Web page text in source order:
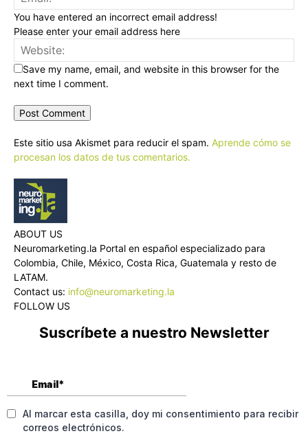
You have entered an incorrect email address!
Please enter your email address here
Save my name, email, and website in this browser for the
next time I comment.
Este sitio usa Akismet para reducir el spam. Aprende cómo se
procesan los datos de tus comentarios.
ABOUT US
Neuromarketing.la Portal en español especializado para
Colombia, Chile, México, Costa Rica, Guatemala y resto de
LATAM.
Contact us: info@neuromarketing.la
FOLLOW US
Suscríbete a nuestro Newsletter